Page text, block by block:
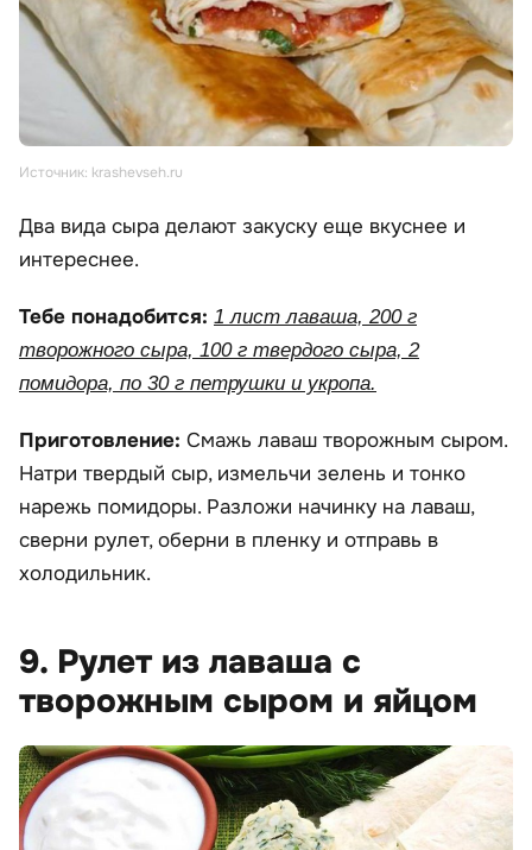
Источник: krashevseh.ru
Два вида сыра делают закуску еще вкуснее и
интереснее.
Тебе понадобится: 1 лист лаваша, 200 г
творожного сыра, 100 г твердого сыра, 2
помидора, по 30 г петрушки и укропа.
Приготовление: Смажь лаваш творожным сыром.
Натри твердый сыр, измельчи зелень и тонко
нарежь помидоры. Разложи начинку на лаваш,
сверни рулет, оберни в пленку и отправь в
холодильник.
9. Рулет из лаваша с
творожным сыром и яйцом